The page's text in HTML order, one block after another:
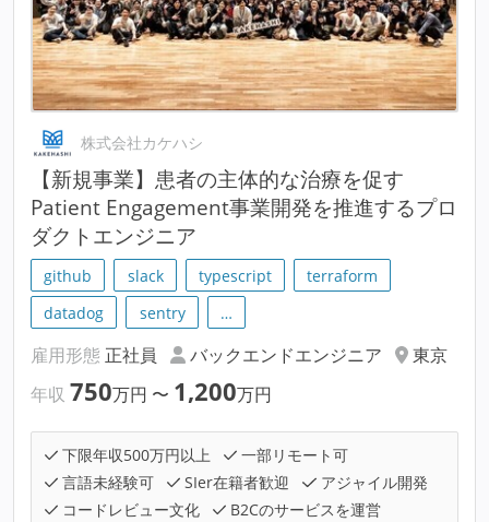
株式会社カケハシ
【新規事業】患者の主体的な治療を促す
Patient Engagement事業開発を推進するプロ
ダクトエンジニア
github slack typescript
terraform
datadog
sentry …
雇用形態 正社員 バックエンドエンジニア
東京
年収 750万円 〜 1,200万円
下限年収500万円以上
一部リモート可
言語未経験可
SIer在籍者歓迎
アジャイル開発
コードレビュー文化
B2Cのサービスを運営